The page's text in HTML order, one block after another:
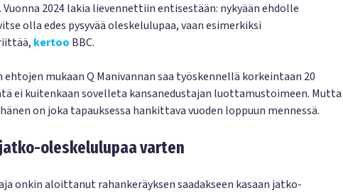
Vuonna 2024 lakia lievennettiin entisestään: nykyään ehdolle
olla edes pysyvää oleskelulupaa, vaan esimerkiksi
kertoo BBC.
mukaan Q Manivannan saa työskennellä korkeintaan 20
ei kuitenkaan sovelleta kansanedustajan luottamustoimeen. Mutta
on joka tapauksessa hankittava vuoden loppuun mennessä.
oleskelulupaa varten
onkin aloittanut rahankeräyksen saadakseen kasaan jatko-